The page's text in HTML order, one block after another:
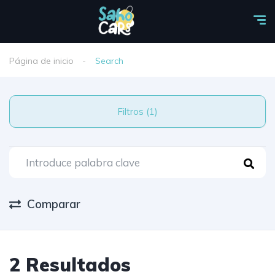
Página de inicio Search
Filtros (1)
Comparar
2 Resultados